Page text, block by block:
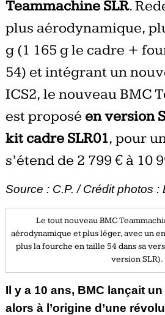
Teammachine SLR.
plus aérodynamique,
g (1 165 g le cadre +
54) et intégrant un
ICS2, le nouveau BMC
est proposé en version
kit cadre SLR01, pour
s’étend de 2 799 € à 10
Source : C.P. / Crédit photos :
Le tout nouveau BMC
aérodynamique et plus léger, avec un
plus la fourche en taille 54 dans sa
version SLR).
Il y a 10 ans, BMC lançait
alors à l’origine d’une